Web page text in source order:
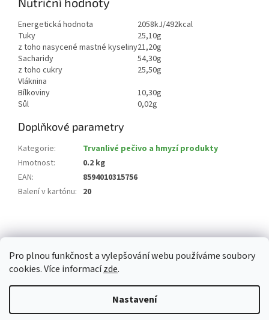
Pro plnou funkčnost a vylepšování webu používáme soubory
cookies. Více informacízde.
Nastavení
Energetická hodnota
2058kJ/492kcal
Tuky
25,10g
z toho nasycené mastné kyseliny21,20g
Sacharidy
54,30g
z toho cukry
25,50g
Vláknina
Bílkoviny
10,30g
Sůl
0,02g
Doplňkové parametry
Kategorie:
Trvanlivé pečivo a hmyzí produkty
Hmotnost:
0.2 kg
EAN:
8594010315756
Balení v kartónu: 20
á